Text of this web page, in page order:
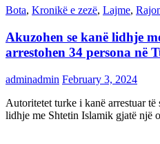
Bota, Kronikë e zezë, Lajme,
Akuzohen se kanë lidhje
arrestohen 34 persona në
adminadmin February 3, 2024
Autoritetet turke i kanë arrestuar
lidhje me Shtetin Islamik gjatë një